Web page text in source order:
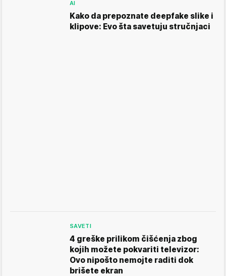
AI
Kako da prepoznate deepfake slike i
klipove: Evo šta savetuju stručnjaci
SAVETI
4 greške prilikom čišćenja zbog
kojih možete pokvariti televizor:
Ovo nipošto nemojte raditi dok
brišete ekran